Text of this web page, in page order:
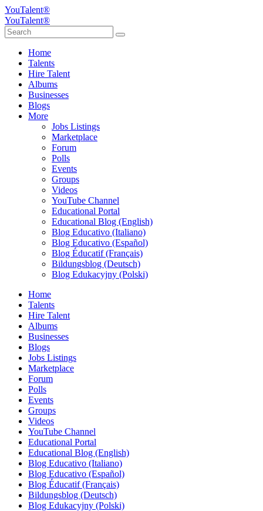
YouTalent®
YouTalent®
Home
Talents
Hire Talent
Albums
Businesses
Blogs
More
Jobs Listings
Marketplace
Forum
Polls
Events
Groups
Videos
YouTube Channel
Educational Portal
Educational Blog (English)
Blog Educativo (Italiano)
Blog Educativo (Español)
Blog Éducatif (Français)
Bildungsblog (Deutsch)
Blog Edukacyjny (Polski)
Home
Talents
Hire Talent
Albums
Businesses
Blogs
Jobs Listings
Marketplace
Forum
Polls
Events
Groups
Videos
YouTube Channel
Educational Portal
Educational Blog (English)
Blog Educativo (Italiano)
Blog Educativo (Español)
Blog Éducatif (Français)
Bildungsblog (Deutsch)
Blog Edukacyjny (Polski)